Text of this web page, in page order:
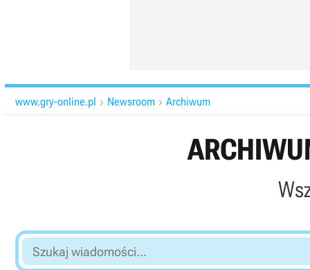
www.gry-online.pl  Newsroom  Archiwum
Szukaj
wiadomości...